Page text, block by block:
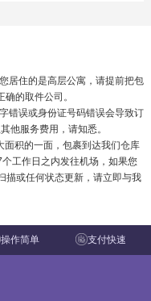
居住的是高层公寓，请提前把包
的取件公司。
错误或身份证号码错误会导致订
他服务费用，请知悉。
积的一面，包裹到达我们仓库
工作日之内发往机场，如果您
描或任何状态更新，请立即与我
操作简单 支付快速